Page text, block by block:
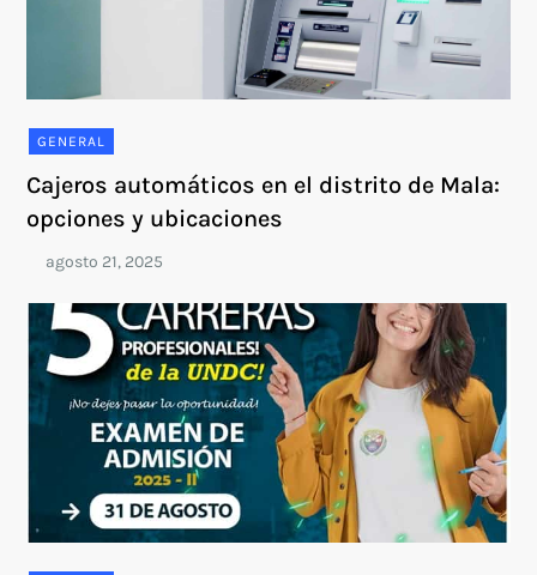
GENERAL
Cajeros automáticos en el distrito de Mala:
opciones y ubicaciones